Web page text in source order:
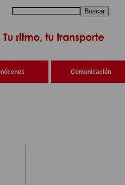
Buscar
Comunicación